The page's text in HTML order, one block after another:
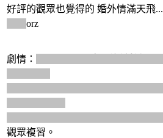
好評的觀眾也覺得的 婚外情滿天飛...
orz
劇情：
觀眾複習。